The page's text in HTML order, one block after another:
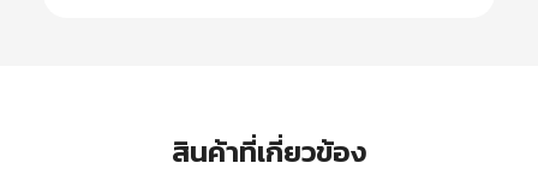
สินค้าที่เกี่ยวข้อง